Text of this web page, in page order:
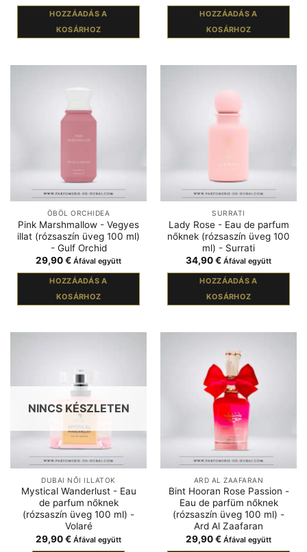
HOZZÁADÁS A
KOSÁRHOZ
HOZZÁADÁS A
KOSÁRHOZ
ÖBÖL ORCHIDEA
Pink Marshmallow - Vegyes
illat (rózsaszín üveg 100 ml)
- Gulf Orchid
29,90€ Áfával együtt
HOZZÁADÁS A
KOSÁRHOZ
SURRATI
Lady Rose - Eau de parfum
nőknek (rózsaszín üveg 100
ml) - Surrati
34,90€ Áfával együtt
HOZZÁADÁS A
KOSÁRHOZ
NINCS KÉSZLETEN
DUBAI NŐI ILLATOK
Mystical Wanderlust - Eau
de parfum nőknek
(rózsaszín üveg 100 ml) -
Volaré
29,90€ Áfával együtt
ARD AL ZAAFARAN
Bint Hooran Rose Passion -
Eau de parfüm nőknek
(rózsaszín üveg 100 ml) -
Ard Al Zaafaran
29,90€ Áfával együtt